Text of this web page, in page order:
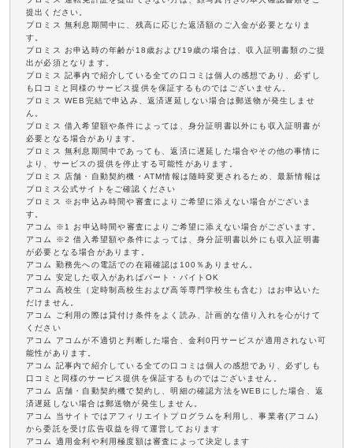
提出ください。
プロミス 無利息期間中に、残高に応じた返済額のご入金が必要となりま
す。
プロミス お申込時の年齢が18歳および19歳の場合は、収入証明書類のご提
出が必須となります。
プロミス 記事内で紹介している全ての口コミは個人の感想であり、必ずし
も口コミと同様のサービス提供を保証するものではございません。
プロミス WEB完結で申込み、返済遅延しない場合は郵送物が発生しませ
ん。
プロミス 借入希望額や条件によっては、身分証明書以外にも収入証明書が
必要となる場合があります。
プロミス 無利息期間中であっても、返済に遅延した場合やその他の事情に
より、サービスの提供を停止する可能性があります。
プロミス 店舗・自動契約機・ATM情報は随時変更されるため、最新情報は
プロミス公式サイトをご確認ください
プロミス ※お申込み時間や審査によりご希望に添えない場合がございま
す。
アコム ※1 お申込時間や審査によりご希望に添えない場合がございます。
アコム ※2 借入希望額や条件によっては、身分証明書以外にも収入証明書
が必要となる場合があります。
アコム 勤務先への電話での在籍確認は100％ありません。
アコム 安定した収入があればパート・バイトOK
アコム 高校生（定時制高校生および高等専門学校生も含む）はお申込いた
だけません。
アコム ご利用の際は貸付け条件をよく読み、計画的な借り入れを心がけて
ください
アコム アコムが不適切と判断した場合、金利0円サービスが適用されない可
能性があります。
アコム 記事内で紹介している全ての口コミは個人の感想であり、必ずしも
口コミと同様のサービス提供を保証するものではございません。
アコム 店舗・自動契約機で契約し、明細の確認方法をWEBにした場合、返
済遅延しない場合は郵送物が発生しません。
アコム 当サイトではアフィリエイトプログラムを利用し、事業者(アコム)
から委託を受け広告収益を得て運営しております
アコム 適用金利や利用極度額は審査によって決定します